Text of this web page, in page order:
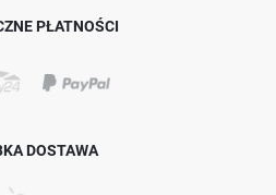
PŁATNOŚCI
DOSTAWA